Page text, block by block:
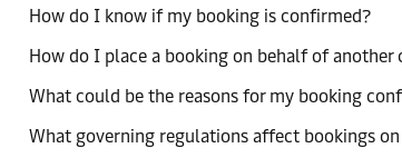
How do I know if my booking is confirmed?
How do I place a booking on behalf of another
What could be the reasons for my booking
What governing regulations affect bookings on